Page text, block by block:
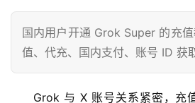
国内用户开通 Grok Super 的充
值、代充、国内支付、账号 ID 获
Grok 与 X 账号关系紧密，充